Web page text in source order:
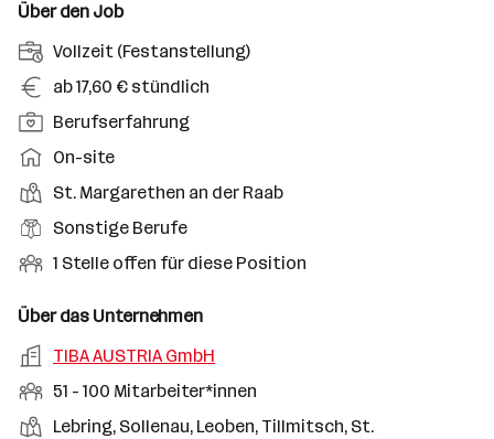
Über den Job
A
n
t
e
l
u
n
s
r
t
Vollzeit (Festanstellung)
G
e
h
a
l
t
ab 17,60 € stündlich
P
o
i
t
i
n
e
b
Berufserfahrung
A
r
b
e
i
s
m
o
d
e
On-site
D
i
n
t
o
t
St. Margarethen an der Raab
B
e
u
s
f
Sonstige Berufe
O
f
n
e
S
1 Stelle offen für diese Position
Über das Unternehmen
A
r
TIBA AUSTRIA GmbH
M
i
51 - 100 Mitarbeiter*innen
S
Lebring, Sollenau, Leoben, Tillmitsch, St.